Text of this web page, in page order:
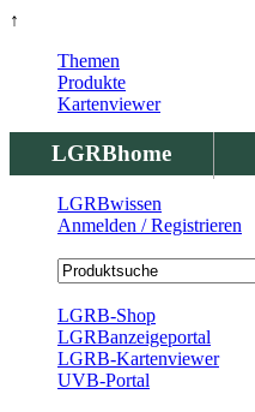
↑
LGRBhome
Themen
Produkte
Kartenviewer
LGRBwissen
Anmelden / Registrieren
LGRB-Shop
LGRBanzeigeportal
LGRB-Kartenviewer
UVB-Portal